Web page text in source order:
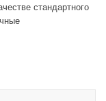
стандартного